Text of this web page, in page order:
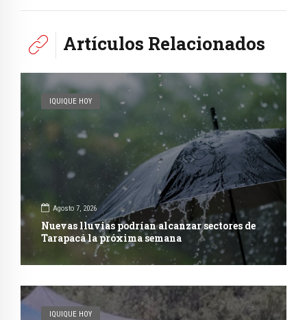
Artículos Relacionados
IQUIQUE HOY
Agosto 7, 2026
Nuevas lluvias podrían alcanzar sectores de
Tarapacá la próxima semana
IQUIQUE HOY